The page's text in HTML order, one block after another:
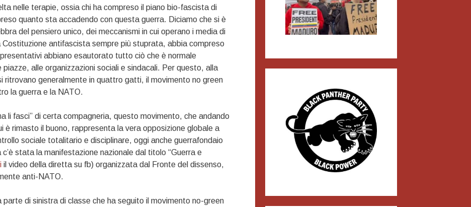
nelle terapie, ossia chi ha compreso il piano bio-fascista di
quanto sta accadendo con questa guerra. Diciamo che si è
del pensiero unico, dei meccanismi in cui operano i media di
antifascista sempre più stuprata, abbia compreso
abbiano esautorato tutto ciò che è normale
alle organizzazioni sociali e sindacali. Per questo, alla
ritrovano generalmente in quattro gatti, il movimento no green
la guerra e la NATO.
li fasci” di certa compagneria, questo movimento, che andando
è rimasto il buono, rappresenta la vera opposizione globale a
sociale totalitario e disciplinare, oggi anche guerrafondaio
stata la manifestazione nazionale dal titolo “Guerra e
il video della diretta su fb) organizzata dal Fronte del dissenso,
anti-NATO.
parte di sinistra di classe che ha seguito il movimento no-green